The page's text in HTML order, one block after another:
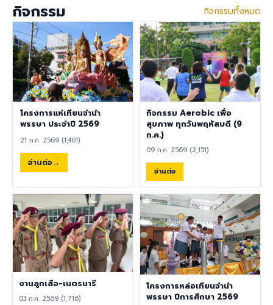
โรงเรียนสาธิต "พิบูลบำเพ็ญ"
มหาวิทยาลัยบูรพา เพื่อนำข้อมูล
ไปใช้ในการ วางแผน พัฒนา
และยกระดับระบบความ
ปลอดภัยของโรงเรียนอย่างเป็น
รูปธรรม ขอความอนุเคราะห์ทุก
ท่านในการทำแบบสำรวจ ภายใน
วันที่ 9 สิงหาคม 2569 เพื่อนำ
ผลการสำรวจไปใช้ดำเนินการต่อ
ไป แบบสำรวจความคิดเห็นด้าน
ความปลอดภัย คลิกที่นี่เพื่อร่วม
แสดงความคิดเห็น ผู้อำนวยการ
ขอขอบคุณทุกความคิดเห็น
เพราะความคิดเห็นของท่านคือ
เสียงสำคัญของการพัฒนา
โรงเรียนอย่างยั่งยืน 8
สิงหาคม 2569
เดือน 30,000 – 40,000
บาท เงินช่วยเหลือค่าที่พัก
6,500 บาท/เดือน สวัสดิการ
การต่ออายุ Visa และ Work
Permit ประกันสุขภาพเอกชน
คุณสมบัติประจำตำแหน่ง สำเร็จ
การศึกษาระดับปริญญาตรี ใน
สาขาวิชาคณิตศาสตร์ ภาษา
อังกฤษ วิทยาศาสตร์
สังคมศึกษา สุขศึกษา/
พลศึกษา ศิลปะ หรือสาขาอื่นที่
เกี่ยวข้อง เป็นผู้ใช้ภาษาอังกฤษ
Speaker) หรือหากไม่ใช่เจ้าของ
ภาษา ต้องมีผลการทดสอบ
ภาษาอังกฤษ TOEIC ไม่ต่ำกว่า
785 คะแนน หากมีประสบการณ์
ด้านการจัดการเรียนการสอนจะ
ได้รับการพิจารณาเป็นพิเศษ
เอกสารประกอบการสมัครและ
การติดต่อ ผู้สนใจสามารถส่ง
ประวัติส่วนตัว (CV), สำเนา
หนังสือเดินทาง (Passport),
สำเนาใบปริญญาบัตร, เอกสาร
กิจกรรม กิจกรรมทั้งหมด
โครงการแห่เทียนจำนำ
พรรษา ประจำปี 2569
21 ก.ค. 2569 (1,461)
อ่านต่อ
กิจกรรม Aerobic เพื่อ
สุขภาพ ทุกวันพฤหัสบดี (9
ก.ค.)
09 ก.ค. 2569 (2,151)
อ่านต่อ
งานลูกเสือ-เนตรนารี
03 ก.ค. 2569 (1,716)
โครงการหล่อเทียนจำนำ
พรรษา ปีการศึกษา 2569